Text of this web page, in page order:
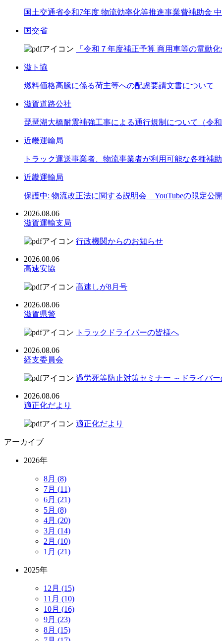
国土交通省令和7年度 物流効率化等推進事業費補助金
国交省
「令和７年度補正予算 商用車等の電動
滋ト協
燃料価格高騰に係る荷主等への配慮要請文書について
滋賀道路公社
琵琶湖大橋耐震補強工事による通行規制について（令和
近畿運輸局
トラック運送事業者、物流事業者が利用可能な各種補
近畿運輸局
保護中: 物流改正法に関する説明会 YouTubeの限定公
2026.08.06
滋賀運輸支局
行政機関からのお知らせ
2026.08.06
高速安協
高速しが8月号
2026.08.06
滋賀県警
トラックドライバーの皆様へ
2026.08.06
経支委員会
過労死等防止対策セミナー ～ドライバ
2026.08.06
適正化だより
適正化だより
アーカイブ
2026年
8月 (8)
7月 (11)
6月 (21)
5月 (8)
4月 (20)
3月 (14)
2月 (10)
1月 (21)
2025年
12月 (15)
11月 (10)
10月 (16)
9月 (23)
8月 (15)